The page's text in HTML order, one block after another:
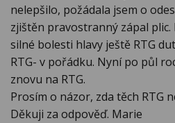
nelepšilo, požádala jsem o
zjištěn pravostranný zápal
silné bolesti hlavy ještě RTG
RTG- v pořádku. Nyní po půl
znovu na RTG.
Prosím o názor, zda těch RTG
Děkuji za odpověď. Marie